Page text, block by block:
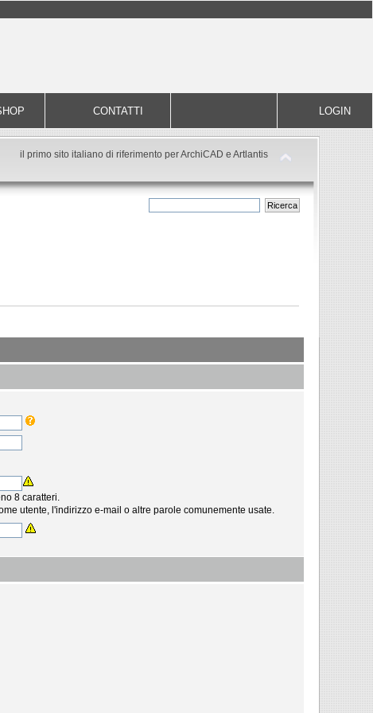
CONTATTI LOGIN
il primo sito italiano di riferimento per ArchiCAD e Artlantis
8 caratteri.
utente, l'indirizzo e-mail o altre parole comunemente usate.